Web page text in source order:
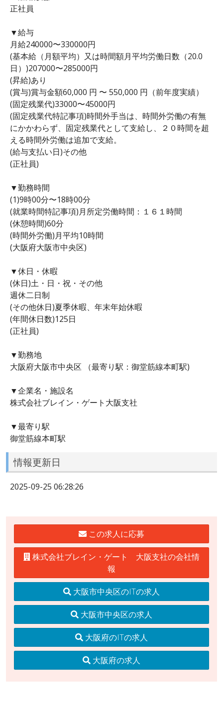
正社員
▼給与
月給240000〜330000円
(基本給（月額平均）又は時間額月平均労働日数（20.0
日）)207000〜285000円
(昇給)あり
(賞与)賞与金額60,000 円 〜 550,000 円（前年度実績）
(固定残業代)33000〜45000円
(固定残業代特記事項)時間外手当は、時間外労働の有無
にかかわらず、固定残業代として支給し、２０時間を超
える時間外労働は追加で支給。
(給与支払い日)その他
(正社員)
▼勤務時間
(1)9時00分〜18時00分
(就業時間特記事項)月所定労働時間：１６１時間
(休憩時間)60分
(時間外労働)月平均10時間
(大阪府大阪市中央区)
▼休日・休暇
(休日)土・日・祝・その他
週休二日制
(その他休日)夏季休暇、年末年始休暇
(年間休日数)125日
(正社員)
▼勤務地
大阪府大阪市中央区 （最寄り駅：御堂筋線本町駅)
▼企業名・施設名
株式会社ブレイン・ゲート大阪支社
▼最寄り駅
御堂筋線本町駅
情報更新日
2025-09-25 06:28:26
この求人に応募
株式会社ブレイン・ゲート 大阪支社の会社情
報
大阪市中央区のITの求人
大阪市中央区の求人
大阪府のITの求人
大阪府の求人